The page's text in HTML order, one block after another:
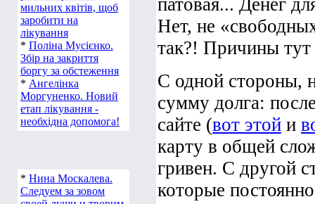
мильних квітів, щоб
заробити на
лікування
* Поліна Мусієнко.
Збір на закриття
боргу за обстеження
* Ангелінка
Моргуненко. Новий
етап лікування -
необхідна допомога!
* Нина Москалева.
Следуем за зовом
патовая... Денег
Нет, не
так?! Причины
С одной стороны,
сумму долга:
сайте (вот этой и
карту в общей
гривен. С другой
которые